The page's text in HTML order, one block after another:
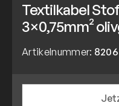
Textilkabel
3×0,75mm²
Artikelnummer: